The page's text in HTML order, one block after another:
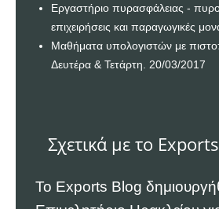
Εργαστήριο πυρασφάλειας -
επιχειρήσεις και παραγωγικές
Μαθήματα υπολογιστών με
Δευτέρα & Τετάρτη. 20/03/2017
Σχετικά με το
Το Exports Blog